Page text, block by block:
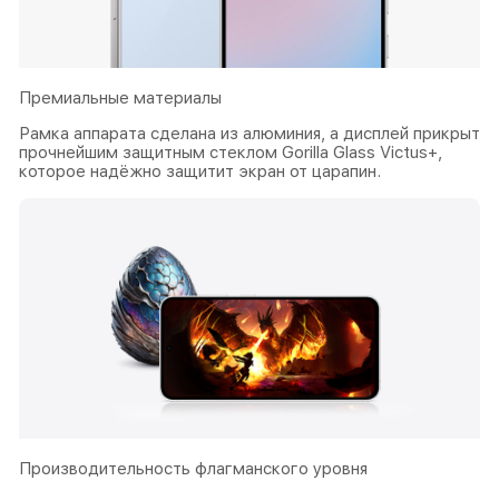
Премиальные материалы
Рамка аппарата сделана из алюминия, а дисплей прикрыт
прочнейшим защитным стеклом Gorilla Glass Victus+,
которое надёжно защитит экран от царапин.
Производительность флагманского уровня